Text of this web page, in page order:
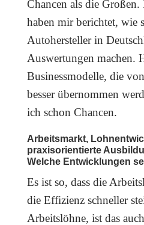
Chancen als die
haben mir berichtet, wie
Autohersteller in
Auswertungen machen.
Businessmodelle, die
besser übernommen
ich schon Chancen.
Arbeitsmarkt,
praxisorientierte
Welche Entwicklungen
Es ist so, dass die
die Effizienz schneller
Arbeitslöhne, ist das